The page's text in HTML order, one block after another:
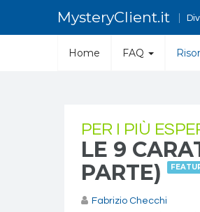
MysteryClient.it
Home FAQ
PER I PIÙ
LE 9
PARTE)
Fabrizio Checchi